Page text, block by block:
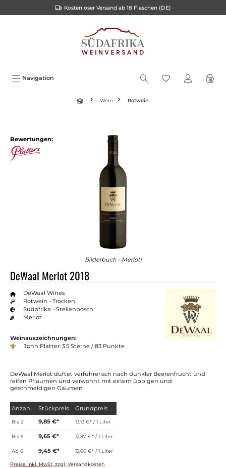
Kostenloser Versand ab 18 Flaschen (DE)
Navigation
Wein Rotwein
Bewertungen:
Bilderbuch - Merlot!
DeWaal Merlot 2018
DeWaal Wines
Rotwein - Trocken
Südafrika - Stellenbosch
Merlot
Weinauszeichnungen:
John Platter: 3.5 Sterne / 83 Punkte
DeWaal Merlot duftet verführerisch nach dunkler Beerenfrucht und
reifen Pflaumen und verwöhnt mit einem üppigen und
geschmeidigen Gaumen
Anzahl Stückpreis Grundpreis
Bis2 9,85 €* 13,13 €* / 1 Liter
Bis5 9,65 €* 12,87 €* / 1 Liter
Ab6 9,45 €* 12,60 €* / 1 Liter
Preise inkl. MwSt. zzgl. Versandkosten